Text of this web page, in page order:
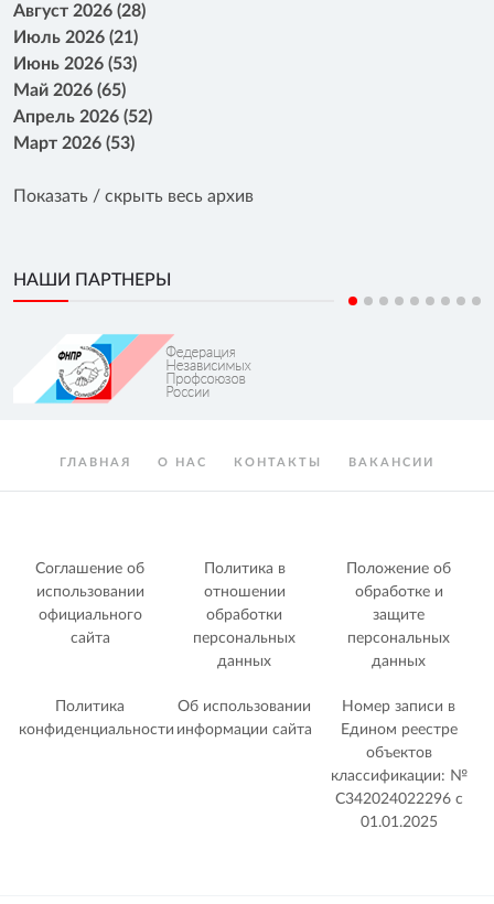
Август 2026 (28)
Июль 2026 (21)
Июнь 2026 (53)
Май 2026 (65)
Апрель 2026 (52)
Март 2026 (53)
Показать / скрыть весь архив
НАШИ ПАРТНЕРЫ
ГЛАВНАЯ О НАС КОНТАКТЫ ВАКАНСИИ
Соглашение об
использовании
официального
сайта
Политика в
отношении
обработки
персональных
данных
Положение об
обработке и
защите
персональных
данных
Политика
конфиденциальности
Об использовании
информации сайта
Номер записи в
Едином реестре
объектов
классификации: №
С342024022296 c
01.01.2025